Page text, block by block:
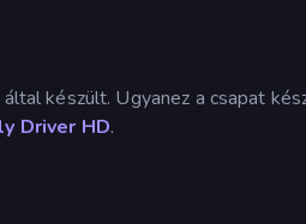
készült. Ugyanez a csapat
Driver HD.